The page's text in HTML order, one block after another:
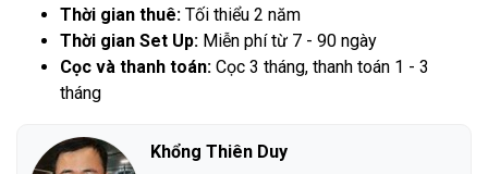
Thời gian thuê: Tối thiểu 2 năm
Thời gian Set Up: Miễn phí từ 7 - 90 ngày
Cọc và thanh toán: Cọc 3 tháng, thanh toán 1 - 3
tháng
Khổng Thiên Duy